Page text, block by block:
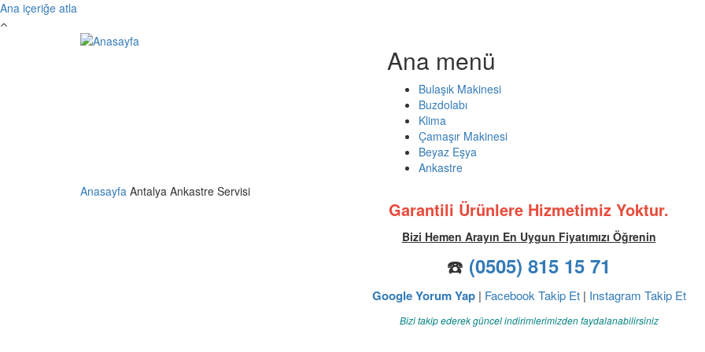
Ana içeriğe atla
Ana menü
Bulaşık Makinesi
Buzdolabı
Klima
Çamaşır Makinesi
Beyaz Eşya
Ankastre
Anasayfa Antalya Ankastre Servisi
Garantili Ürünlere Hizmetimiz Yoktur.
Bizi Hemen Arayın En Uygun Fiyatımızı Öğrenin
☎️ (0505) 815 15 71
Google Yorum Yap| Facebook Takip Et| Instagram Takip Et
Bizi takip ederek güncel indirimlerimizden faydalanabilirsiniz